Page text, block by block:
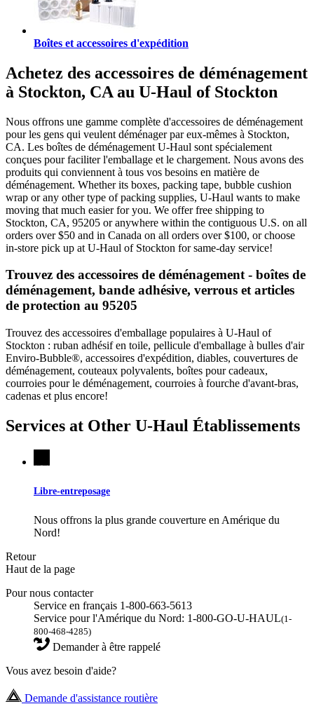
Boîtes et accessoires d'expédition
Achetez des accessoires de déménagement
à Stockton, CA au U-Haul of Stockton
Nous offrons une gamme complète d'accessoires de déménagement
pour les gens qui veulent déménager par eux-mêmes à Stockton,
CA. Les boîtes de déménagement U-Haul sont spécialement
conçues pour faciliter l'emballage et le chargement. Nous avons des
produits qui conviennent à tous vos besoins en matière de
déménagement. Whether its boxes, packing tape, bubble cushion
wrap or any other type of packing supplies, U-Haul wants to make
moving that much easier for you. We offer free shipping to
Stockton, CA, 95205 or anywhere within the contiguous U.S. on all
orders over $50 and in Canada on all orders over $100, or choose
in-store pick up at U-Haul of Stockton for same-day service!
Trouvez des accessoires de déménagement - boîtes de
déménagement, bande adhésive, verrous et articles
de protection au 95205
Trouvez des accessoires d'emballage populaires à U-Haul of
Stockton : ruban adhésif en toile, pellicule d'emballage à bulles d'air
Enviro-Bubble®, accessoires d'expédition, diables, couvertures de
déménagement, couteaux polyvalents, boîtes pour cadeaux,
courroies pour le déménagement, courroies à fourche d'avant-bras,
cadenas et plus encore!
Services at Other U-Haul Établissements
Libre-entreposage
Nous offrons la plus grande couverture en Amérique du
Nord!
Retour
Haut de la page
Pour nous contacter
Service en français 1-800-663-5613
Service pour l'Amérique du Nord: 1-800-GO-U-HAUL(1-
800-468-4285)
Demander à être rappelé
Vous avez besoin d'aide?
Demande d'assistance routière